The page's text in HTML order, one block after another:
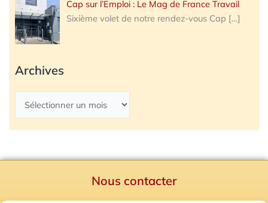
Cap sur l’Emploi : Le Mag de France Travail
Sixième volet de notre rendez-vous Cap […]
Archives
Nous contacter